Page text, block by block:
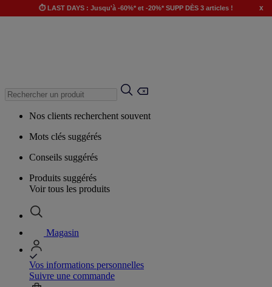
⏱️ LAST DAYS : Jusqu'à -60%* et -20%* SUPP DÈS 3 articles ! x
Nos clients recherchent souvent
Mots clés suggérés
Conseils suggérés
Produits suggérés
Voir tous les produits
Magasin
Vos informations personnelles
Suivre une commande